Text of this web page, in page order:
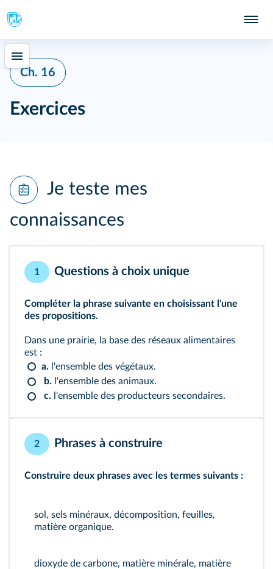
Ch. 16
Exercices
Je teste mes
connaissances
1 Questions à choix unique
Compléter la phrase suivante en choisissant l'une
des propositions.
Dans une prairie, la base des réseaux alimentaires
est :
a. l'ensemble des végétaux.
b. l'ensemble des animaux.
c. l'ensemble des producteurs secondaires.
2 Phrases à construire
Construire deux phrases avec les termes suivants :
sol, sels minéraux, décomposition, feuilles,
matière organique.
dioxyde de carbone, matière minérale, matière